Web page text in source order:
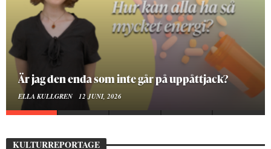
Är jag den enda som inte går på uppåttjack?
ELLA KULLGREN 12 JUNI, 2026
KULTURREPORTAGE